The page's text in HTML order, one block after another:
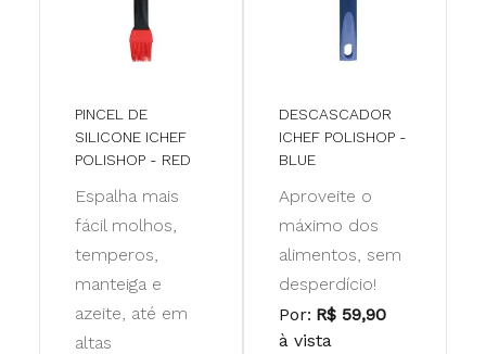
PINCEL DE
SILICONE ICHEF
POLISHOP - RED
Espalha mais
fácil molhos,
temperos,
manteiga e
azeite, até em
altas
DESCASCADOR
ICHEF POLISHOP -
BLUE
Aproveite o
máximo dos
alimentos, sem
desperdício!
Por: R$ 59,90
à vista